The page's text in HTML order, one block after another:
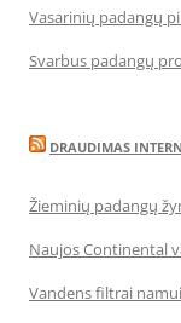
Vasarinių padangų
Svarbus padangų
DRAUDIMAS
Žieminių padangų
Naujos Continental
Vandens filtrai